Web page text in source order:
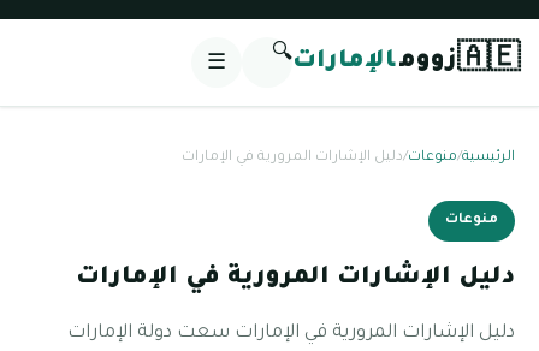
🇦🇪زوومالإمارات🔍
☰
الرئيسية/منوعات/دليل الإشارات المرورية في الإمارات
منوعات
دليل الإشارات المرورية في الإمارات
دليل الإشارات المرورية في الإمارات سعت دولة الإمارات